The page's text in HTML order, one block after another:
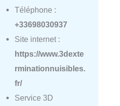
Téléphone :
+33698030937
Site internet :
https://www.3dexte
rminationnuisibles.
fr/
Service 3D